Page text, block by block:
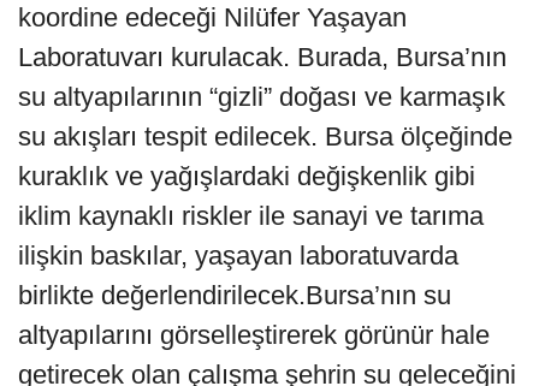
koordine edeceği Nilüfer Yaşayan
Laboratuvarı kurulacak. Burada, Bursa’nın
su altyapılarının “gizli” doğası ve karmaşık
su akışları tespit edilecek. Bursa ölçeğinde
kuraklık ve yağışlardaki değişkenlik gibi
iklim kaynaklı riskler ile sanayi ve tarıma
ilişkin baskılar, yaşayan laboratuvarda
birlikte değerlendirilecek.Bursa’nın su
altyapılarını görselleştirerek görünür hale
getirecek olan çalışma şehrin su geleceğini